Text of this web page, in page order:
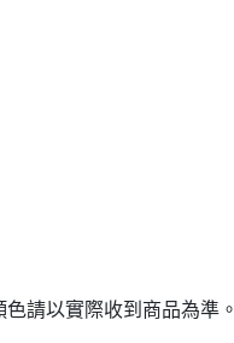
請以實際收到商品為準。